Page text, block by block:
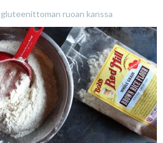
ruoan kanssa